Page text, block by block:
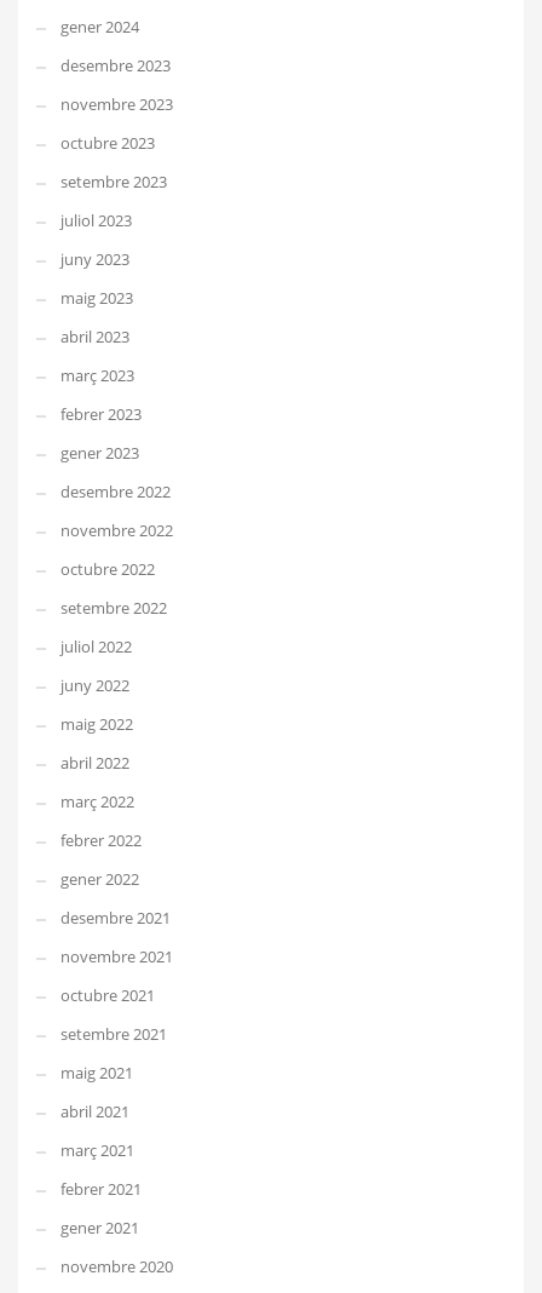
gener 2024
desembre 2023
novembre 2023
octubre 2023
setembre 2023
juliol 2023
juny 2023
maig 2023
abril 2023
març 2023
febrer 2023
gener 2023
desembre 2022
novembre 2022
octubre 2022
setembre 2022
juliol 2022
juny 2022
maig 2022
abril 2022
març 2022
febrer 2022
gener 2022
desembre 2021
novembre 2021
octubre 2021
setembre 2021
maig 2021
abril 2021
març 2021
febrer 2021
gener 2021
novembre 2020